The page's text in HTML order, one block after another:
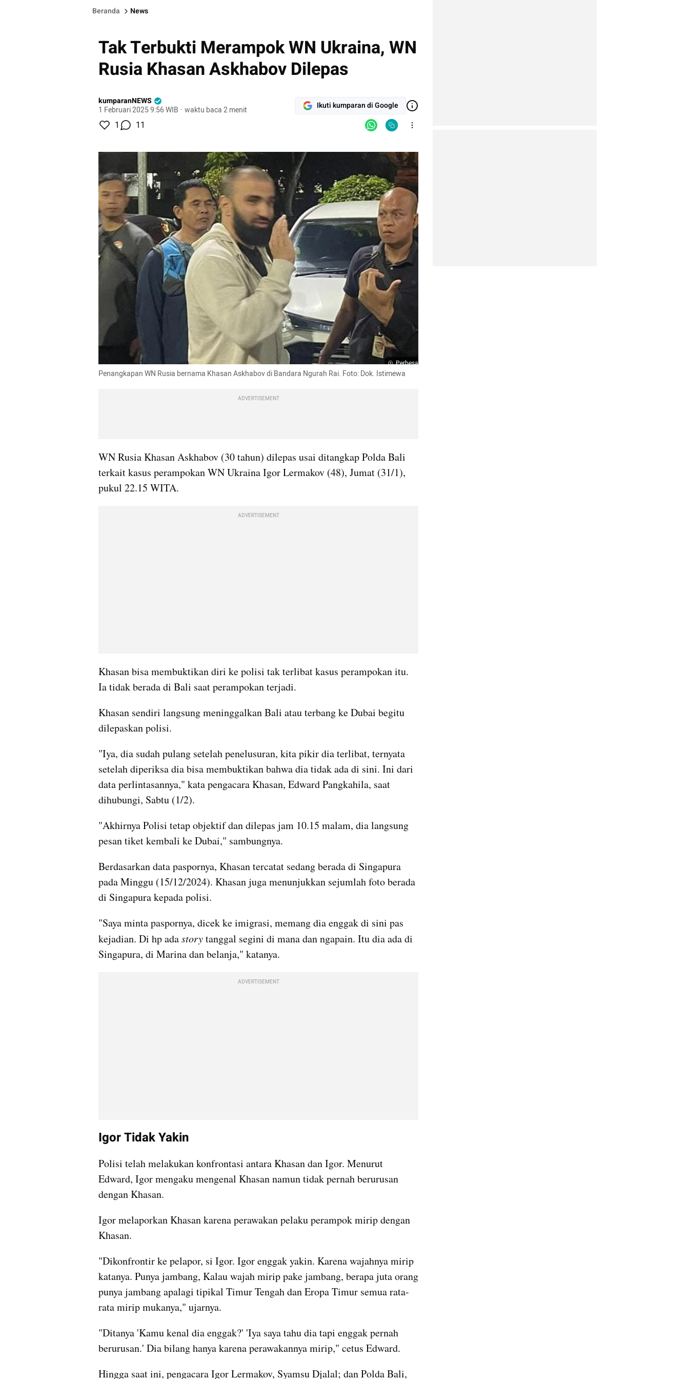
Beranda News
Tak Terbukti Merampok WN Ukraina, WN
Rusia Khasan Askhabov Dilepas
kumparanNEWS
1 Februari 2025 9:56 WIB · waktu baca 2 menit Ikuti kumparan di Google
1 11
Perbesar
Penangkapan WN Rusia bernama Khasan Askhabov di Bandara Ngurah Rai. Foto: Dok. Istimewa
ADVERTISEMENT
WN Rusia Khasan Askhabov (30 tahun) dilepas usai ditangkap Polda Bali
terkait kasus perampokan WN Ukraina Igor Lermakov (48), Jumat (31/1),
pukul 22.15 WITA.
ADVERTISEMENT
Khasan bisa membuktikan diri ke polisi tak terlibat kasus perampokan itu.
Ia tidak berada di Bali saat perampokan terjadi.
Khasan sendiri langsung meninggalkan Bali atau terbang ke Dubai begitu
dilepaskan polisi.
"Iya, dia sudah pulang setelah penelusuran, kita pikir dia terlibat, ternyata
setelah diperiksa dia bisa membuktikan bahwa dia tidak ada di sini. Ini dari
data perlintasannya," kata pengacara Khasan, Edward Pangkahila, saat
dihubungi, Sabtu (1/2).
"Akhirnya Polisi tetap objektif dan dilepas jam 10.15 malam, dia langsung
pesan tiket kembali ke Dubai," sambungnya.
Berdasarkan data paspornya, Khasan tercatat sedang berada di Singapura
pada Minggu (15/12/2024). Khasan juga menunjukkan sejumlah foto berada
di Singapura kepada polisi.
"Saya minta paspornya, dicek ke imigrasi, memang dia enggak di sini pas
kejadian. Di hp ada story tanggal segini di mana dan ngapain. Itu dia ada di
Singapura, di Marina dan belanja," katanya.
ADVERTISEMENT
Igor Tidak Yakin
Polisi telah melakukan konfrontasi antara Khasan dan Igor. Menurut
Edward, Igor mengaku mengenal Khasan namun tidak pernah berurusan
dengan Khasan.
Igor melaporkan Khasan karena perawakan pelaku perampok mirip dengan
Khasan.
"Dikonfrontir ke pelapor, si Igor. Igor enggak yakin. Karena wajahnya mirip
katanya. Punya jambang, Kalau wajah mirip pake jambang, berapa juta orang
punya jambang apalagi tipikal Timur Tengah dan Eropa Timur semua rata-
rata mirip mukanya," ujarnya.
"Ditanya 'Kamu kenal dia enggak?' 'Iya saya tahu dia tapi enggak pernah
berurusan.' Dia bilang hanya karena perawakannya mirip," cetus Edward.
Hingga saat ini, pengacara Igor Lermakov, Syamsu Djalal; dan Polda Bali,